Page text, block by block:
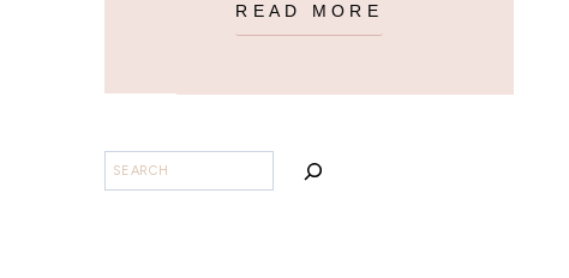
READ MORE